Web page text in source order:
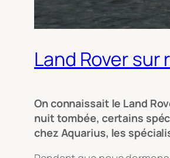
Land Rover
On connaissait le Land
nuit tombée, certains
chez Aquarius, les